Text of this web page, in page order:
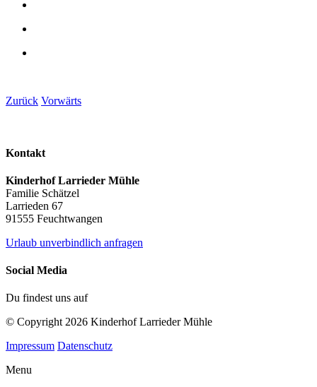
Zurück Vorwärts
Kontakt
Kinderhof Larrieder Mühle
Familie Schätzel
Larrieden 67
91555 Feuchtwangen
Urlaub unverbindlich anfragen
Social Media
Du findest uns auf
© Copyright 2026 Kinderhof Larrieder Mühle
Impressum Datenschutz
Menu